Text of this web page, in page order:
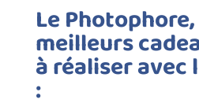
Le
meilleurs
à réaliser avec
: